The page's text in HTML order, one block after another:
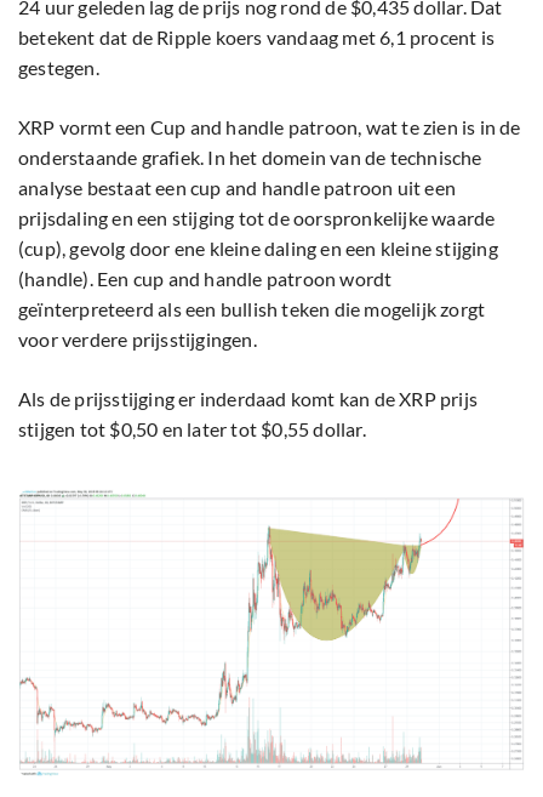
24 uur geleden lag de prijs nog rond de $0,435 dollar. Dat
betekent dat de Ripple koers vandaag met 6,1 procent is
gestegen.
XRP vormt een Cup and handle patroon, wat te zien is in de
onderstaande grafiek. In het domein van de technische
analyse bestaat een cup and handle patroon uit een
prijsdaling en een stijging tot de oorspronkelijke waarde
(cup), gevolg door ene kleine daling en een kleine stijging
(handle). Een cup and handle patroon wordt
geïnterpreteerd als een bullish teken die mogelijk zorgt
voor verdere prijsstijgingen.
Als de prijsstijging er inderdaad komt kan de XRP prijs
stijgen tot $0,50 en later tot $0,55 dollar.